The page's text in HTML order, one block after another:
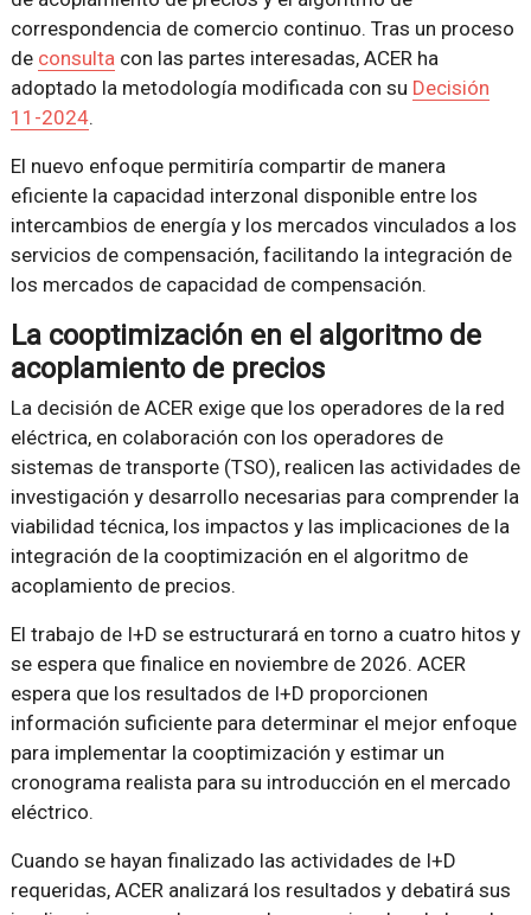
correspondencia de comercio continuo. Tras un proceso
de consultacon las partes interesadas, ACER ha
adoptado la metodología modificada con su Decisión
11-2024.
El nuevo enfoque permitiría compartir de manera
eficiente la capacidad interzonal disponible entre los
intercambios de energía y los mercados vinculados a los
servicios de compensación, facilitando la integración de
los mercados de capacidad de compensación.
La cooptimización en el algoritmo de
acoplamiento de precios
La decisión de ACER exige que los operadores de la red
eléctrica, en colaboración con los operadores de
sistemas de transporte (TSO), realicen las actividades de
investigación y desarrollo necesarias para comprender la
viabilidad técnica, los impactos y las implicaciones de la
integración de la cooptimización en el algoritmo de
acoplamiento de precios.
El trabajo de I+D se estructurará en torno a cuatro hitos y
se espera que finalice en noviembre de 2026. ACER
espera que los resultados de I+D proporcionen
información suficiente para determinar el mejor enfoque
para implementar la cooptimización y estimar un
cronograma realista para su introducción en el mercado
eléctrico.
Cuando se hayan finalizado las actividades de I+D
requeridas, ACER analizará los resultados y debatirá sus